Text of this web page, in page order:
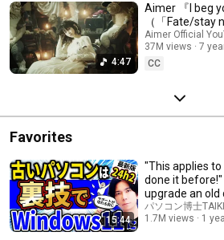
4:47
Aimer 『I beg
（「Fate/stay
Feel]」Ⅱ.lost
Song）
Aimer Official
37M views
7
CC
Favorites
15:44
"This applies
done it
upgrade an
doesn't ...
パソコン博士TAIKI
1.7M views
1